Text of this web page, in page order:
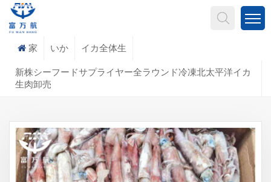
家 いか イカ全体生
新株シーフードサプライヤー全ラウンド冷凍北太平洋イカ
生肉卸売